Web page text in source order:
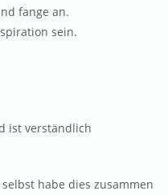
fange an.
sein.
ist verständlich
habe dies zusammen